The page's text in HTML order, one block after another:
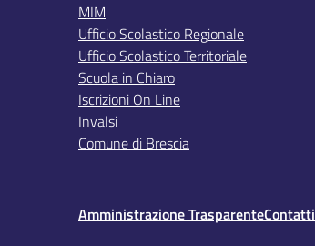
MIM
Ufficio Scolastico Regionale
Ufficio Scolastico Territoriale
Scuola in Chiaro
Iscrizioni On Line
Invalsi
Comune di Brescia
Amministrazione TrasparenteContatti